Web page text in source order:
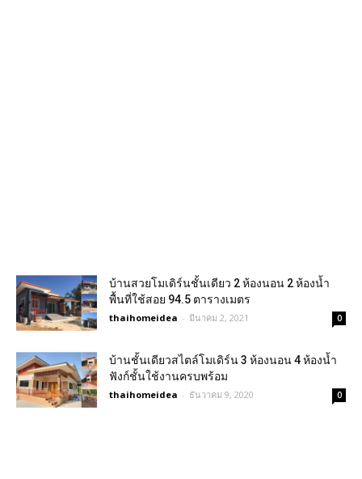
บ้านสวยโมเดิร์นชั้นเดียว 2 ห้องนอน 2 ห้องน้ำ
พื้นที่ใช้สอย 94.5 ตารางเมตร
thaihomeidea - มีนาคม 2, 2021 0
บ้านชั้นเดียวสไตล์โมเดิร์น 3 ห้องนอน 4 ห้องน้ำ
ฟังก์ชั้นใช้งานครบพร้อม
thaihomeidea - ธันวาคม 9, 2020 0